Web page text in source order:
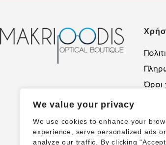
We value your privacy
We use cookies to enhance your
experience, serve personalized ads
analyze our traffic. By clicking
Όροι